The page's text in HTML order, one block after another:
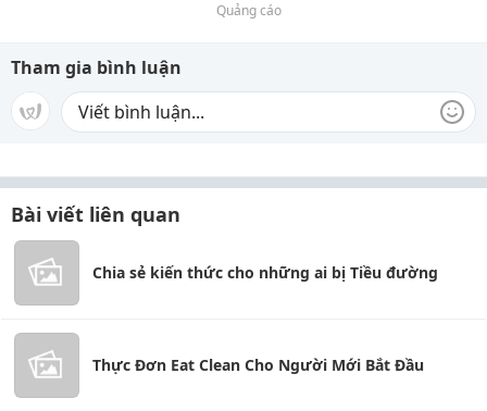
Quảng cáo
Tham gia bình luận
Bài viết liên quan
Chia sẻ kiến thức cho những ai bị Tiều đường
Thực Đơn Eat Clean Cho Người Mới Bắt Đầu